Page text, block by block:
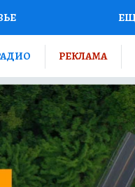
ТУРИЗМ
ВСЕ О КП
РЕКЛАМА